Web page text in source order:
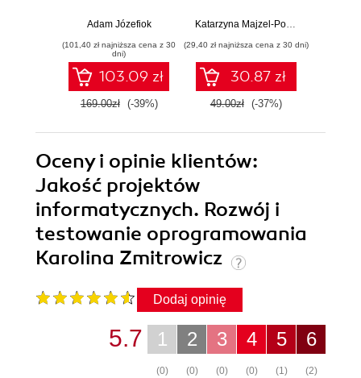
sieciami
bezpieczeństwo
sieci
Adam Józefiok
(101,40 zł najniższa cena z 30
dni)
103.09 zł
169.00zł (-39%)
Katarzyna Majzel-Pośpiech
(29,40 zł najniższa cena z 30 dni)
30.87 zł
49.00zł (-37%)
Oceny i opinie klientów:
Jakość projektów
informatycznych. Rozwój i
testowanie oprogramowania
Karolina Zmitrowicz
Dodaj opinię
6
(2)
5
(1)
4
(0)
3
(0)
2
(0)
1
(0)
5.7